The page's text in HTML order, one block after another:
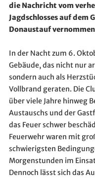
die Nachricht vom
Jagdschlosses auf dem
Donaustauf
In der Nacht zum 6.
Gebäude, das nicht nur
sondern auch als
Vollbrand geraten. Die
über viele Jahre hinweg
Austauschs und der
das Feuer schwer
Feuerwehr waren mit
schwierigsten
Morgenstunden im
Dennoch lässt sich das